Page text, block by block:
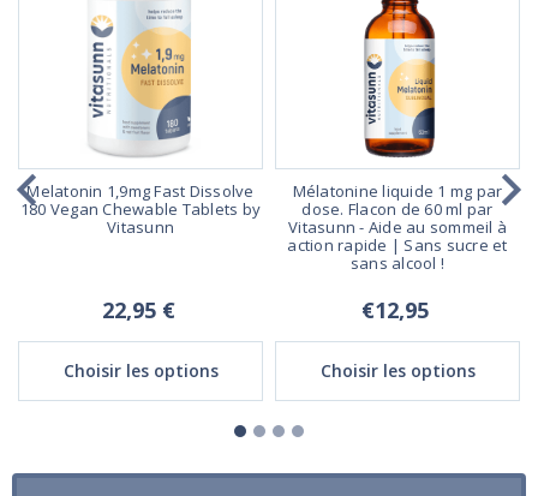
Melatonin 1,9mg Fast Dissolve
180 Vegan Chewable Tablets by
Vitasunn
22,95 €
Choisir les options
Mélatonine liquide 1 mg par
dose. Flacon de 60 ml par
Vitasunn - Aide au sommeil à
action rapide | Sans sucre et
sans alcool !
€12,95
Choisir les options